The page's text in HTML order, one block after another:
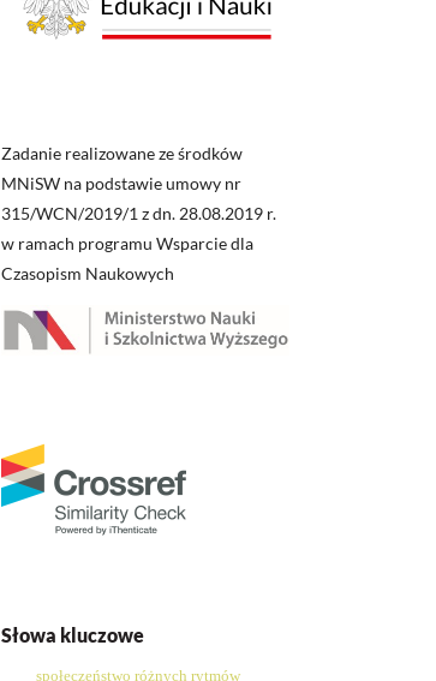
Zadanie realizowane ze środków
MNiSW na podstawie umowy nr
315/WCN/2019/1 z dn. 28.08.2019 r.
w ramach programu Wsparcie dla
Czasopism Naukowych
Słowa kluczowe
społeczeństwo różnych rytmów